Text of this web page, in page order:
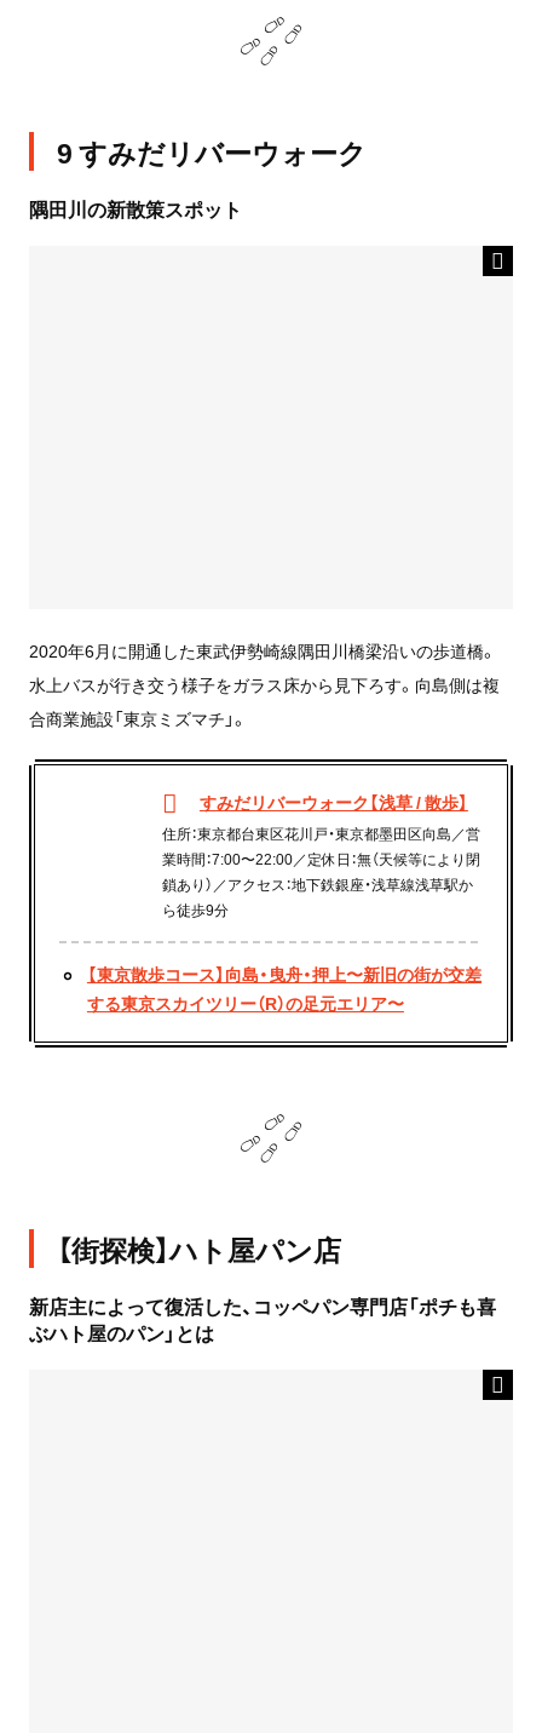
9 すみだリバーウォーク
隅田川の新散策スポット
2020年6月に開通した東武伊勢崎線隅田川橋梁沿いの歩道橋。
水上バスが行き交う様子をガラス床から見下ろす。向島側は複
合商業施設「東京ミズマチ」。
すみだリバーウォーク【浅草 / 散歩】
住所：東京都台東区花川戸・東京都墨田区向島／営
業時間：7:00〜22:00／定休日：無（天候等により閉
鎖あり）／アクセス：地下鉄銀座・浅草線浅草駅か
ら徒歩9分
【東京散歩コース】向島・曳舟・押上〜新旧の街が交差
する東京スカイツリー（R）の足元エリア〜
【街探検】ハト屋パン店
新店主によって復活した、コッペパン専門店「ポチも喜
ぶハト屋のパン」とは